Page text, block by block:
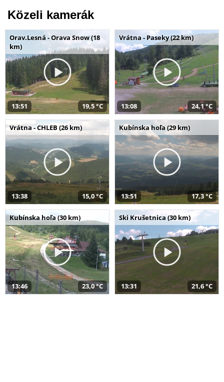
Közeli kamerák
Orav.Lesná - Orava Snow (18
km)
13:51 19,5 °C
Vrátna - Paseky (22 km)
13:08 24,1 °C
Vrátna - CHLEB (26 km)
13:38 15,0 °C
Kubínska hoľa (29 km)
13:51 17,3 °C
Kubínska hoľa (30 km)
13:46 23,0 °C
Ski Krušetnica (30 km)
13:31 21,6 °C